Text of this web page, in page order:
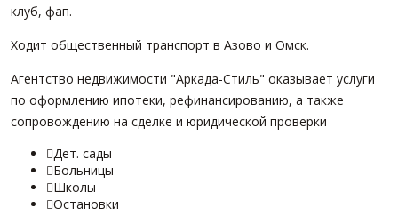
клуб, фап.
Ходит общественный транспорт в Азово и Омск.
Агентство недвижимости "Аркада-Стиль" оказывает услуги
по оформлению ипотеки, рефинансированию, а также
сопровождению на сделке и юридической проверки
Дет. сады
Больницы
Школы
Остановки